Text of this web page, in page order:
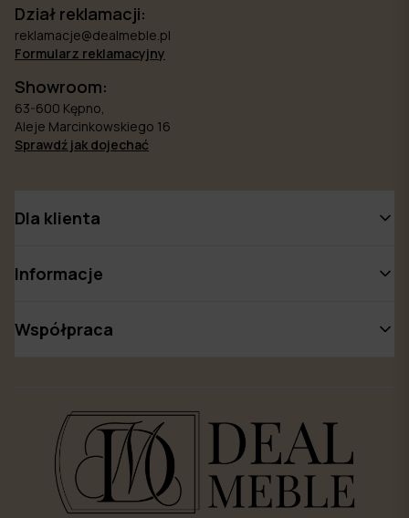
Dział reklamacji:
reklamacje@dealmeble.pl
Formularz reklamacyjny
Showroom:
63-600 Kępno,
Aleje Marcinkowskiego 16
Sprawdź jak dojechać
Dla klienta
Informacje
Współpraca